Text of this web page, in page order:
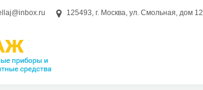
125493, г. Москва, ул. Смольная, дом 12